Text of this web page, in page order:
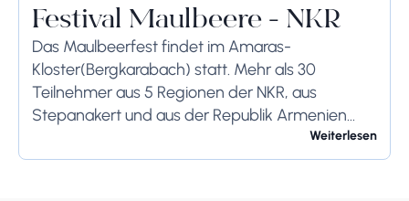
Festival Maulbeere - NKR
Das Maulbeerfest findet im Amaras-
Kloster(Bergkarabach) statt. Mehr als 30
Teilnehmer aus 5 Regionen der NKR, aus
Stepanakert und aus der Republik Armenien
stellen ihre eigene Produktion vor. Während des
Festes präsentieren die Einheimischen
Weiterlesen